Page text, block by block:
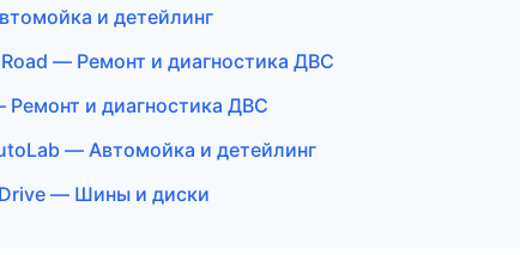
и детейлинг
— Ремонт и диагностика ДВС
Ремонт и диагностика ДВС
— Автомойка и детейлинг
— Шины и диски